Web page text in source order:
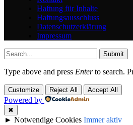
Haftung für Inhalte
Haftungsausschluss
Datenschutzerklärung
Impressum
Submit
Type above and press Enterto search.
Customize Reject All Accept All
Powered by
✖
► Notwendige Cookies Immer aktiv